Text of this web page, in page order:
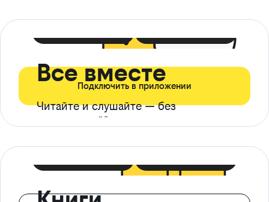
Все вместе
Читайте и слушайте — без
ограничений*
Подключить в приложении